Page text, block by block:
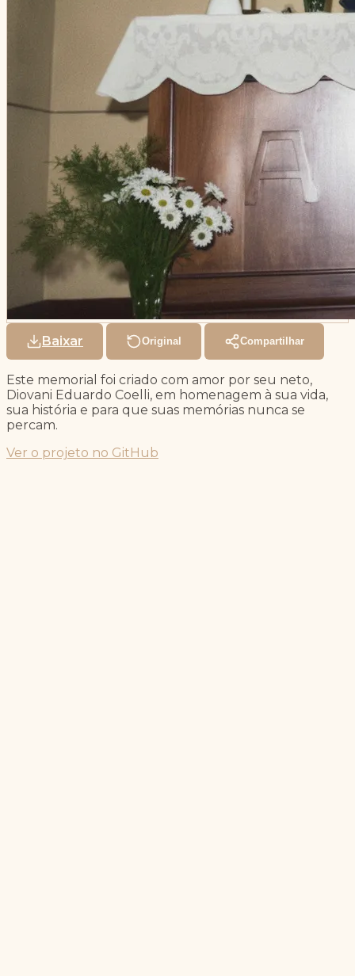
Baixar Original Compartilhar
Este memorial foi criado com amor por seu neto,
Diovani Eduardo Coelli, em homenagem à sua vida,
sua história e para que suas memórias nunca se
percam.
Ver o projeto no GitHub